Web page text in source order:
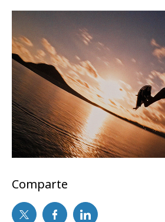
Comparte